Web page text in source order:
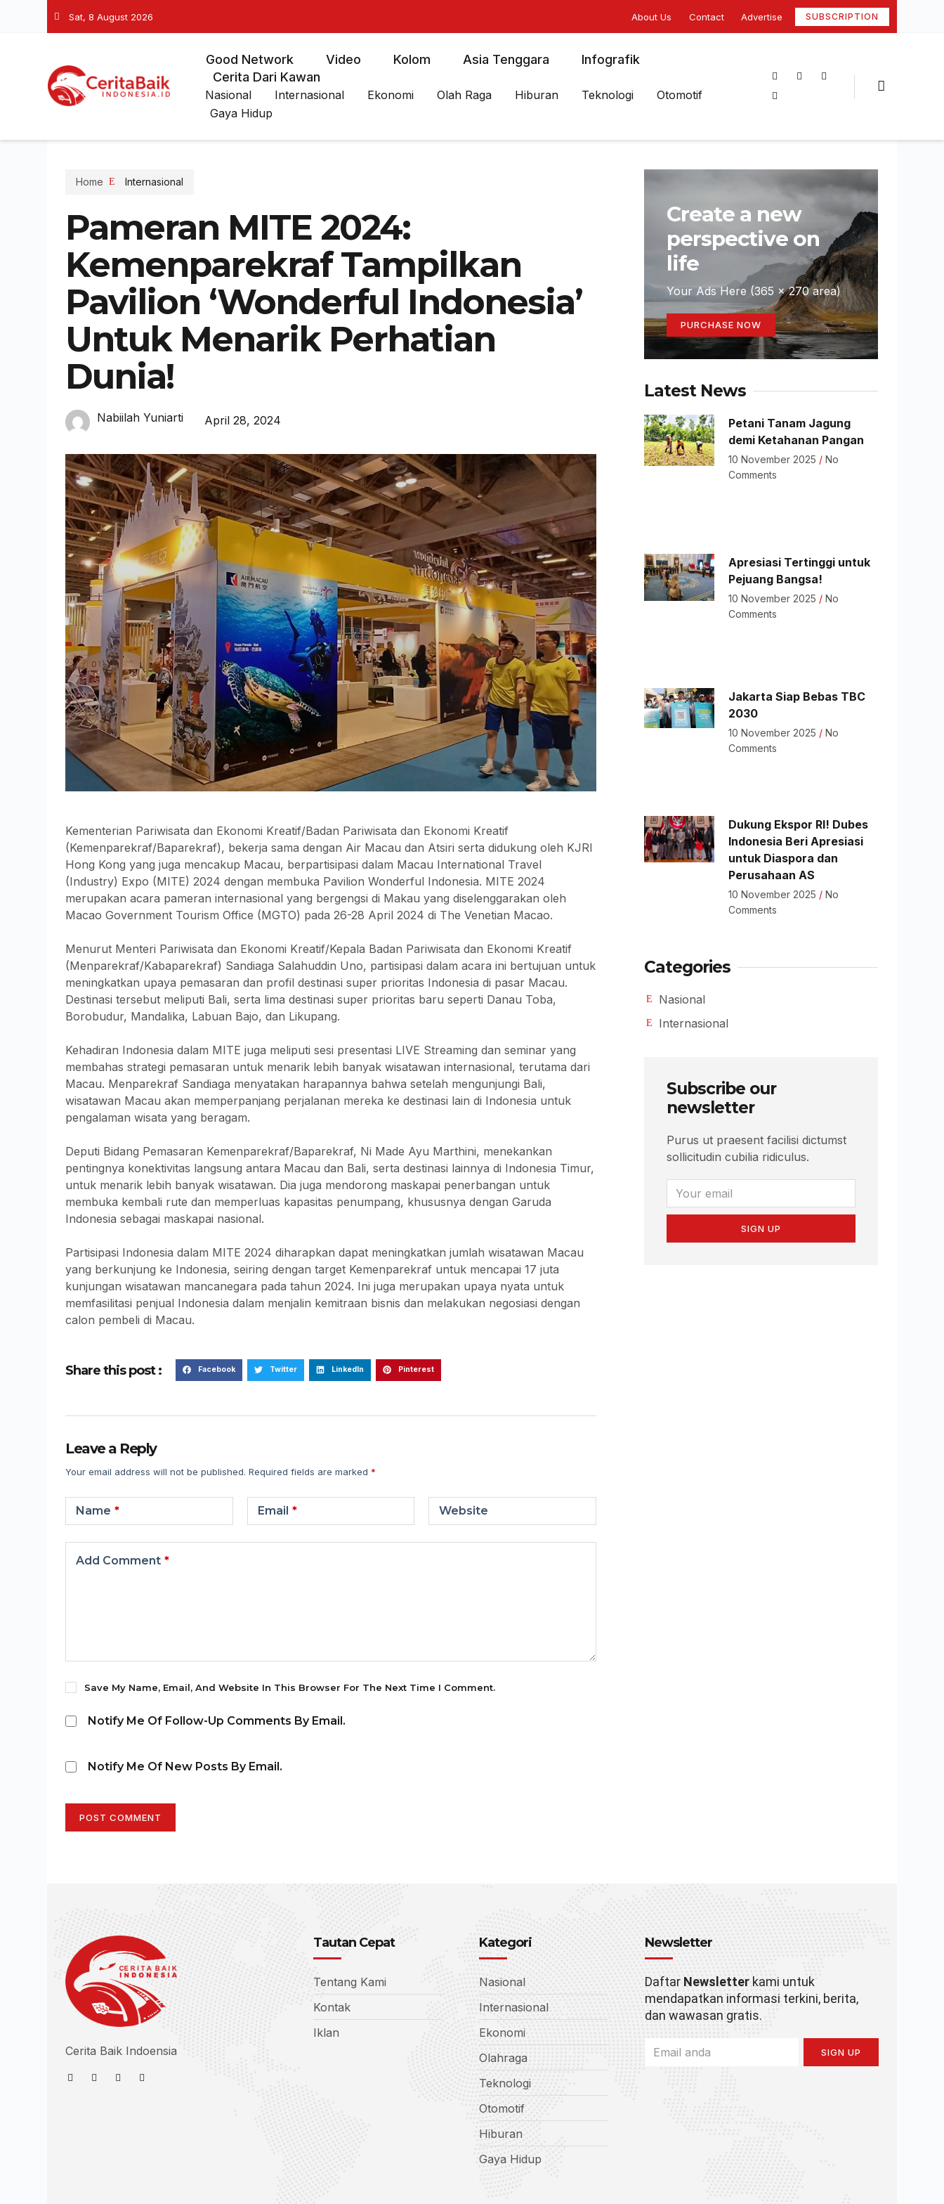
Sat, 8 August 2026 About Us Contact Advertise SUBSCRIPTION
Good Network Video Kolom Asia Tenggara
Infografik
Cerita Dari Kawan
Nasional Internasional Ekonomi Olah Raga Hiburan Teknologi
Otomotif
Gaya Hidup
Home Internasional
Pameran MITE 2024:
Kemenparekraf Tampilkan
Pavilion ‘Wonderful Indonesia’
Untuk Menarik Perhatian
Dunia!
Nabiilah Yuniarti April 28, 2024
Kementerian Pariwisata dan Ekonomi Kreatif/Badan Pariwisata dan Ekonomi Kreatif
(Kemenparekraf/Baparekraf), bekerja sama dengan Air Macau dan Atsiri serta didukung oleh KJRI
Hong Kong yang juga mencakup Macau, berpartisipasi dalam Macau International Travel
(Industry) Expo (MITE) 2024 dengan membuka Pavilion Wonderful Indonesia. MITE 2024
merupakan acara pameran internasional yang bergengsi di Makau yang diselenggarakan oleh
Macao Government Tourism Office (MGTO) pada 26-28 April 2024 di The Venetian Macao.
Menurut Menteri Pariwisata dan Ekonomi Kreatif/Kepala Badan Pariwisata dan Ekonomi Kreatif
(Menparekraf/Kabaparekraf) Sandiaga Salahuddin Uno, partisipasi dalam acara ini bertujuan untuk
meningkatkan upaya pemasaran dan profil destinasi super prioritas Indonesia di pasar Macau.
Destinasi tersebut meliputi Bali, serta lima destinasi super prioritas baru seperti Danau Toba,
Borobudur, Mandalika, Labuan Bajo, dan Likupang.
Kehadiran Indonesia dalam MITE juga meliputi sesi presentasi LIVE Streaming dan seminar yang
membahas strategi pemasaran untuk menarik lebih banyak wisatawan internasional, terutama dari
Macau. Menparekraf Sandiaga menyatakan harapannya bahwa setelah mengunjungi Bali,
wisatawan Macau akan memperpanjang perjalanan mereka ke destinasi lain di Indonesia untuk
pengalaman wisata yang beragam.
Deputi Bidang Pemasaran Kemenparekraf/Baparekraf, Ni Made Ayu Marthini, menekankan
pentingnya konektivitas langsung antara Macau dan Bali, serta destinasi lainnya di Indonesia Timur,
untuk menarik lebih banyak wisatawan. Dia juga mendorong maskapai penerbangan untuk
membuka kembali rute dan memperluas kapasitas penumpang, khususnya dengan Garuda
Indonesia sebagai maskapai nasional.
Partisipasi Indonesia dalam MITE 2024 diharapkan dapat meningkatkan jumlah wisatawan Macau
yang berkunjung ke Indonesia, seiring dengan target Kemenparekraf untuk mencapai 17 juta
kunjungan wisatawan mancanegara pada tahun 2024. Ini juga merupakan upaya nyata untuk
memfasilitasi penjual Indonesia dalam menjalin kemitraan bisnis dan melakukan negosiasi dengan
calon pembeli di Macau.
Share this post : Facebook Twitter LinkedIn Pinterest
Leave a Reply
Your email address will not be published. Required fields are marked *
Name * Email * Website
Add Comment *
Save My Name, Email, And Website In This Browser For The Next Time I Comment.
Notify Me Of Follow-Up Comments By Email.
Notify Me Of New Posts By Email.
POST COMMENT
Create a new
perspective on
life
Your Ads Here (365 x 270 area)
PURCHASE NOW
Latest News
Petani Tanam Jagung
demi Ketahanan Pangan
10 November 2025
No
Comments
Apresiasi Tertinggi untuk
Pejuang Bangsa!
10 November 2025
No
Comments
Jakarta Siap Bebas TBC
2030
10 November 2025
No
Comments
Dukung Ekspor RI! Dubes
Indonesia Beri Apresiasi
untuk Diaspora dan
Perusahaan AS
10 November 2025
No
Comments
Categories
Nasional
Internasional
Subscribe our
newsletter
Purus ut praesent facilisi dictumst
sollicitudin cubilia ridiculus.
SIGN UP
Cerita Baik Indoensia
Tautan Cepat
Tentang Kami
Kontak
Iklan
Kategori
Nasional
Internasional
Ekonomi
Olahraga
Teknologi
Otomotif
Hiburan
Gaya Hidup
Newsletter
Daftar Newsletterkami untuk
mendapatkan informasi terkini, berita,
dan wawasan gratis.
SIGN UP